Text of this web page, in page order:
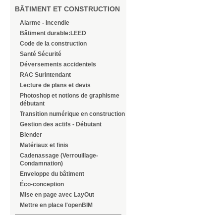
BÂTIMENT ET CONSTRUCTION
Alarme - Incendie
Bâtiment durable:LEED
Code de la construction
Santé Sécurité
Déversements accidentels
RAC Surintendant
Lecture de plans et devis
Photoshop et notions de graphisme
débutant
Transition numérique en construction
Gestion des actifs - Débutant
Blender
Matériaux et finis
Cadenassage (Verrouillage-
Condamnation)
Enveloppe du bâtiment
Éco-conception
Mise en page avec LayOut
Mettre en place l'openBIM